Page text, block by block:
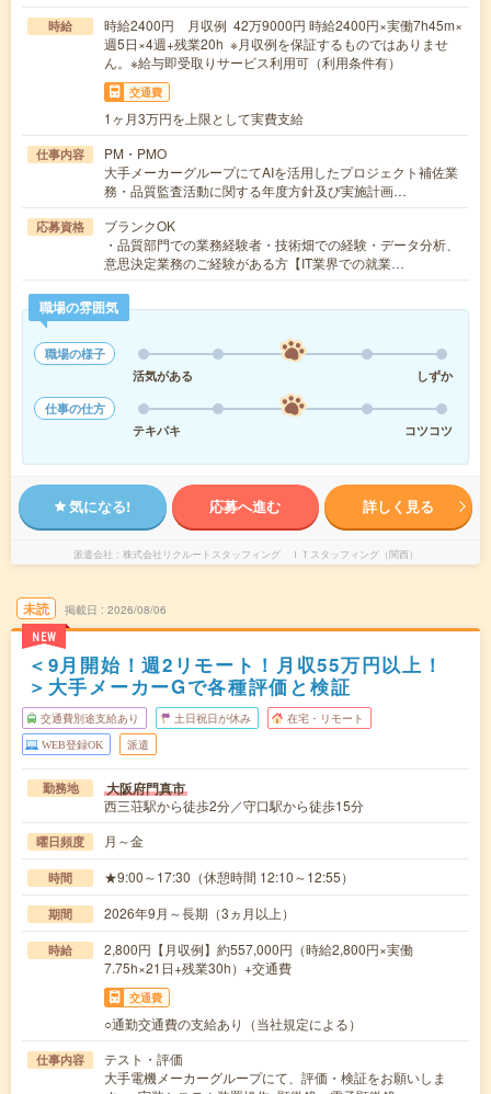
時給
時給2400円 月収例 42万9000円 時給2400円×実働7h45m×
週5日×4週+残業20h ※月収例を保証するものではありませ
ん。※給与即受取りサービス利用可（利用条件有）
交通費
1ヶ月3万円を上限として実費支給
仕事内容
PM・PMO
大手メーカーグループにてAIを活用したプロジェクト補佐業
務・品質監査活動に関する年度方針及び実施計画…
応募資格
ブランクOK
・品質部門での業務経験者・技術畑での経験・データ分析、
意思決定業務のご経験がある方【IT業界での就業…
職場の雰囲気
職場の様子
活気がある
しずか
仕事の仕方
テキパキ
コツコツ
気になる! 応募へ進む 詳しく見る
派遣会社 株式会社リクルートスタッフィング ＩＴスタッフィング（関西）
未読
NEW
掲載日 2026/08/06
＜9月開始！週2リモート！月収55万円以上！
＞大手メーカーGで各種評価と検証
交通費別途支給あり 土日祝日が休み 在宅・リモート
WEB登録OK 派遣
勤務地 大阪府門真市
西三荘駅から徒歩2分／守口駅から徒歩15分
曜日頻度 月～金
時間 ★9:00～17:30（休憩時間 12:10～12:55）
期間 2026年9月～長期（3ヵ月以上）
時給
2,800円【月収例】約557,000円（時給2,800円×実働
7.75h×21日+残業30h）+交通費
交通費
○通勤交通費の支給あり（当社規定による）
仕事内容
テスト・評価
大手電機メーカーグループにて、評価・検証をお願いしま